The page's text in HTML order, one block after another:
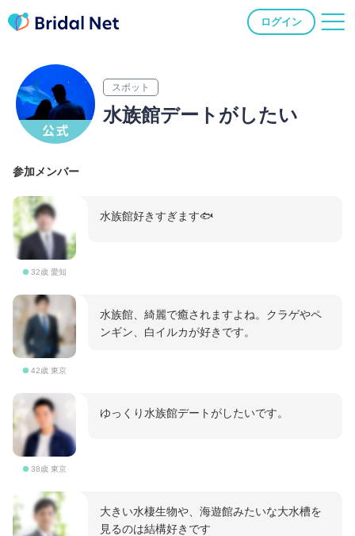
ログイン
スポット
水族館デートがしたい
参加メンバー
32歳 愛知
水族館好きすぎます🐟️
42歳 東京
水族館、綺麗で癒されますよね。クラゲやペ
ンギン、白イルカが好きです。
38歳 東京
ゆっくり水族館デートがしたいです。
大きい水棲生物や、海遊館みたいな大水槽を
見るのは結構好きです